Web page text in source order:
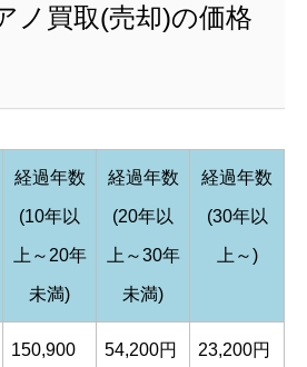
ノ買取(売却)の価格
経過年数
(10年以
上～20年
未満)
経過年数
(20年以
上～30年
未満)
経過年数
(30年以
上～)
150,900 54,200円 23,200円